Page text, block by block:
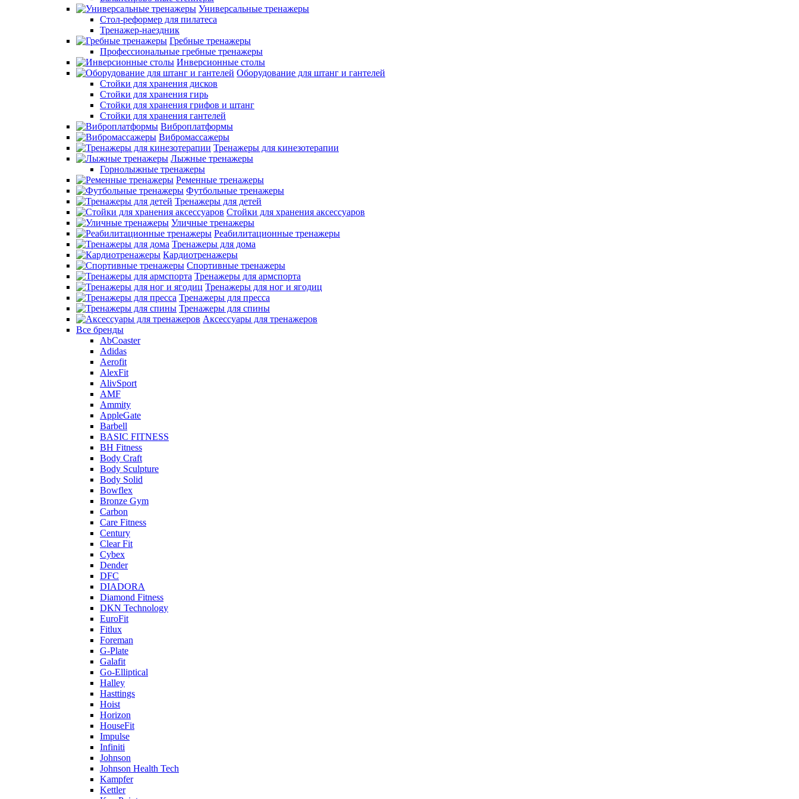
Универсальные тренажеры
Стол-реформер для пилатеса
Тренажер-наездник
Гребные тренажеры
Профессиональные гребные тренажеры
Инверсионные столы
Оборудование для штанг и гантелей
Стойки для хранения дисков
Стойки для хранения гирь
Стойки для хранения грифов и штанг
Стойки для хранения гантелей
Виброплатформы
Вибромассажеры
Тренажеры для кинезотерапии
Лыжные тренажеры
Горнолыжные тренажеры
Ременные тренажеры
Футбольные тренажеры
Тренажеры для детей
Стойки для хранения аксессуаров
Уличные тренажеры
Реабилитационные тренажеры
Тренажеры для дома
Кардиотренажеры
Спортивные тренажеры
Тренажеры для армспорта
Тренажеры для ног и ягодиц
Тренажеры для пресса
Тренажеры для спины
Аксессуары для тренажеров
Все бренды
AbCoaster
Adidas
Aerofit
AlexFit
AlivSport
AMF
Ammity
AppleGate
Barbell
BASIC FITNESS
BH Fitness
Body Craft
Body Sculpture
Body Solid
Bowflex
Bronze Gym
Carbon
Care Fitness
Century
Clear Fit
Cybex
Dender
DFC
DIADORA
Diamond Fitness
DKN Technology
EuroFit
Fitlux
Foreman
G-Plate
Galafit
Go-Elliptical
Halley
Hasttings
Hoist
Horizon
HouseFit
Impulse
Infiniti
Johnson
Johnson Health Tech
Kampfer
Kettler